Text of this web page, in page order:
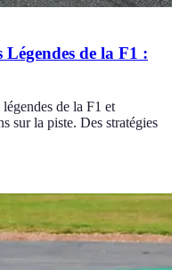
Légendes de la F1 :
de la F1 et
sur la piste. Des stratégies